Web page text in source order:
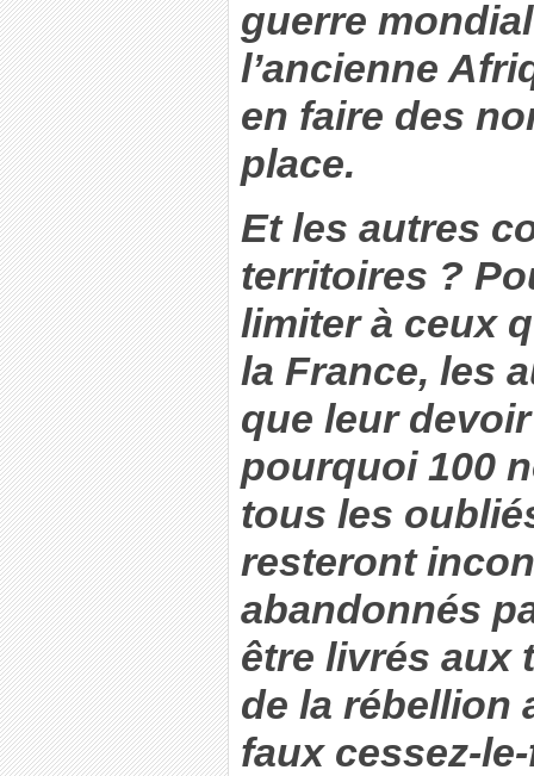
guerre
l’ancienne
en faire des
place.
Et les autres
territoires ?
limiter à ceux
la France, les
que leur
pourquoi 100
tous les
resteront
abandonnés
être livrés aux
de la rébellion
faux cessez-